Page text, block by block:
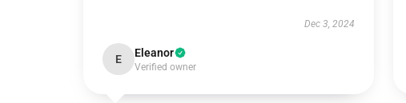
Dec 3, 2024
E Eleanor
Verified owner